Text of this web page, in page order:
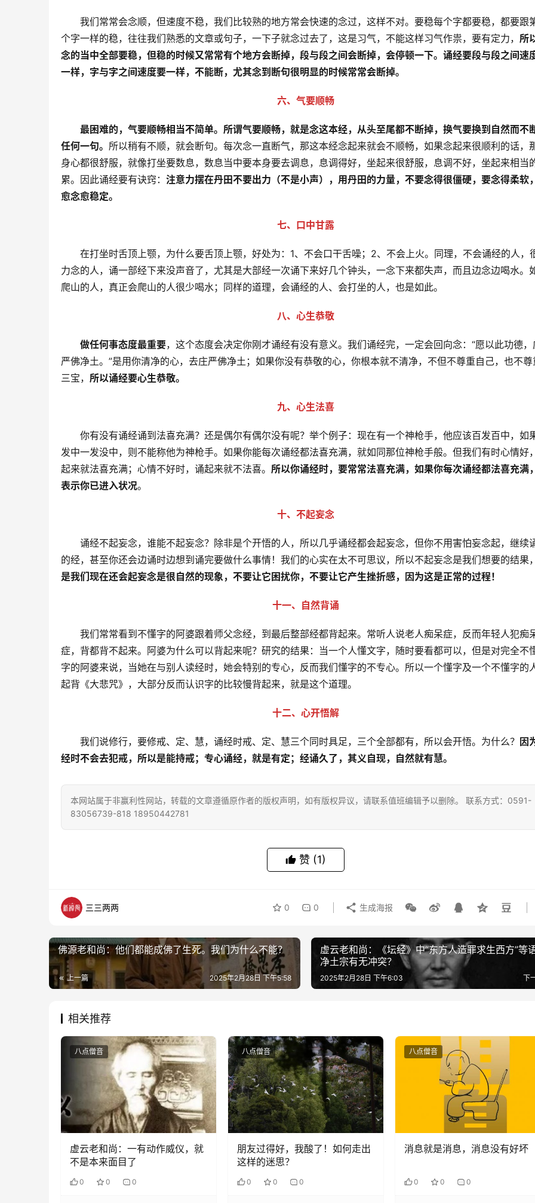
我们常常会念顺，但速度不稳，我们比较熟的地方常会快速的念过，这样不对。要稳每个字都要稳，都要跟
个字一样的稳，往往我们熟悉的文章或句子，一下子就念过去了，这是习气，不能这样习气作祟，要有定力， 所
念的当中全部要稳，但稳的时候又常常有个地方会断掉，段与段之间会断掉，会停顿一下。诵经要段与段之间速
一样，字与字之间速度要一样，不能断，尤其念到断句很明显的时候常常会断掉。
六、气要顺畅
最困难的，气要顺畅相当不简单。所谓气要顺畅，就是念这本经，从头至尾都不断掉，换气要换到自然而不
任何一句。 所以稍有不顺，就会断句。每次念一直断气，那这本经念起来就会不顺畅，如果念起来很顺利的话，
身心都很舒服，就像打坐要数息，数息当中要本身要去调息，息调得好，坐起来很舒服，息调不好，坐起来相当
累。因此诵经要有诀窍： 注意力摆在丹田不要出力（不是小声），用丹田的力量，不要念得很僵硬，要念得柔软
愈念愈稳定。
七、口中甘露
在打坐时舌顶上颚，为什么要舌顶上颚，好处为：1、不会口干舌噪；2、不会上火。同理，不会诵经的人，
力念的人，诵一部经下来没声音了，尤其是大部经一次诵下来好几个钟头，一念下来都失声，而且边念边喝水。
爬山的人，真正会爬山的人很少喝水；同样的道理，会诵经的人、会打坐的人，也是如此。
八、心生恭敬
做任何事态度最重要，这个态度会决定你刚才诵经有没有意义。我们诵经完，一定会回向念：“愿以此功德，
严佛净土。”是用你清净的心，去庄严佛净土；如果你没有恭敬的心，你根本就不清净，不但不尊重自己，也不尊
三宝， 所以诵经要心生恭敬。
九、心生法喜
你有没有诵经诵到法喜充满？还是偶尔有偶尔没有呢？举个例子：现在有一个神枪手，他应该百发百中，如
发中一发没中，则不能称他为神枪手。如果你能每次诵经都法喜充满，就如同那位神枪手般。但我们有时心情好
起来就法喜充满；心情不好时，诵起来就不法喜。 所以你诵经时，要常常法喜充满，如果你每次诵经都法喜充满
表示你已进入状况。
十、不起妄念
诵经不起妄念，谁能不起妄念？除非是个开悟的人，所以几乎诵经都会起妄念，但你不用害怕妄念起，继续
的经，甚至你还会边诵时边想到诵完要做什么事情！我们的心实在太不可思议，所以不起妄念是我们想要的结果，
是我们现在还会起妄念是很自然的现象，不要让它困扰你，不要让它产生挫折感，因为这是正常的过程！
十一、自然背诵
我们常常看到不懂字的阿婆跟着师父念经，到最后整部经都背起来。常听人说老人痴呆症，反而年轻人犯痴
症，背都背不起来。阿婆为什么可以背起来呢？研究的结果：当一个人懂文字，随时要看都可以，但是对完全不
字的阿婆来说，当她在与别人读经时，她会特别的专心，反而我们懂字的不专心。所以一个懂字及一个不懂字的
起背《大悲咒》，大部分反而认识字的比较慢背起来，就是这个道理。
十二、心开悟解
我们说修行，要修戒、定、慧，诵经时戒、定、慧三个同时具足，三个全部都有，所以会开悟。为什么？ 因
经时不会去犯戒，所以是能持戒；专心诵经，就是有定；经诵久了，其义自现，自然就有慧。
本网站属于非赢利性网站，转载的文章遵循原作者的版权声明，如有版权异议，请联系值班编辑予以删除。 联系方式：0591-
83056739-818 18950442781
赞 (1)
三三两两 0 0 生成海报
佛源老和尚：他们都能成佛了生死。我们为什么不能？
上一篇 2025年2月28日 下午5:58
虚云老和尚：《坛经》中“东方人造罪求生西方”等
净土宗有无冲突？
下
2025年2月28日 下午6:03
相关推荐
八点僧音
虚云老和尚：一有动作威仪，就
不是本来面目了
0 0 0
八点僧音
朋友过得好，我酸了！如何走出
这样的迷思？
0 0 0
八点僧音
消息就是消息，消息没有好坏
0 0 0